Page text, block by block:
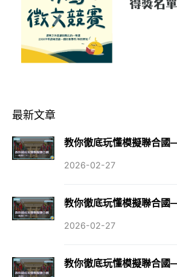
最新文章
教你徹底玩懂模擬聯合國
2026-02-27
教你徹底玩懂模擬聯合國
2026-02-27
教你徹底玩懂模擬聯合國